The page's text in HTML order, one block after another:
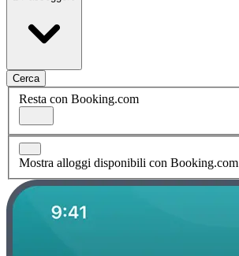
Cerca
Resta con Booking.com
Mostra alloggi disponibili con Booking.com